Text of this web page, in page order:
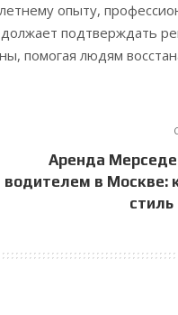
опыту,
подтверждать
помогая людям
Аренда
водителем в Москве:
стиль